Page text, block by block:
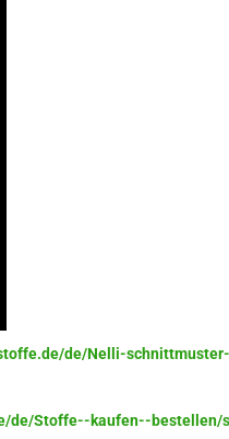
de/Nelli-schnittmuster-
de/Stoffe--kaufen--bestellen/